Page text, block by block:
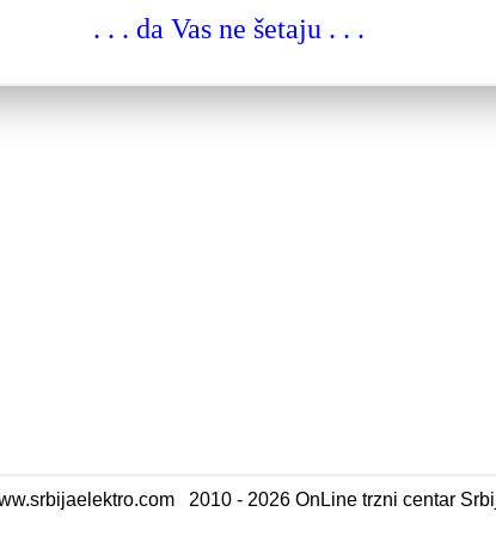
. . . da Vas ne šetaju . . .
2010 - 2026 OnLine trzni centar